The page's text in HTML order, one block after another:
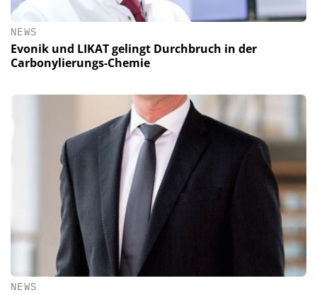
NEWS
Evonik und LIKAT gelingt Durchbruch in der
Carbonylierungs-Chemie
NEWS